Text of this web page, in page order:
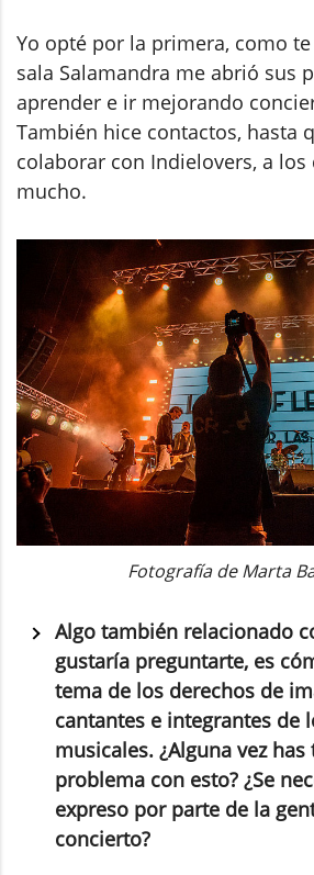
Yo opté por la primera, como
sala Salamandra me abrió sus
aprender e ir mejorando
También hice contactos, hasta
colaborar con Indielovers, a los
mucho.
Fotografía de Marta
Algo también relacionado
gustaría preguntarte, es
tema de los derechos de
cantantes e integrantes de
musicales. ¿Alguna vez
problema con esto? ¿Se
expreso por parte de la
concierto?